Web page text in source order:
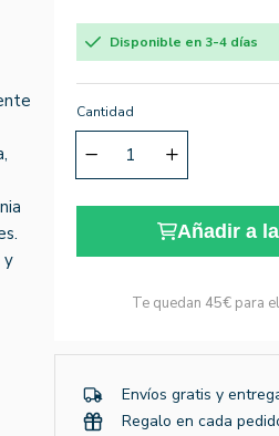
y
Disponible en 3-4 días
Cantidad
Añadir a
Te quedan 45€ para
Envíos gratis y
Regalo en cada